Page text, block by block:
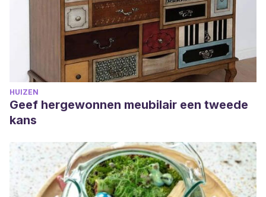
HUIZEN
Geef hergewonnen meubilair een tweede
kans